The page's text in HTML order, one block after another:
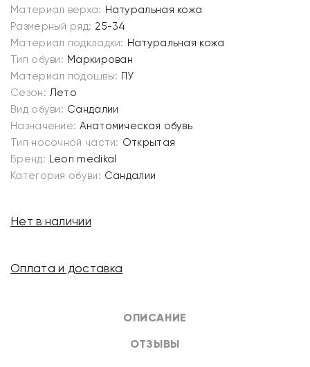
ОПИСАНИЕ
ОТЗЫВЫ
Материал верха: Натуральная кожа
Размерный ряд: 25-34
Материал подкладки: Натуральная кожа
Тип обуви: Маркирован
Материал подошвы: ПУ
Сезон: Лето
Вид обуви: Сандалии
Назначение: Анатомическая обувь
Тип носочной части: Открытая
Бренд: Leon medikal
Категория обуви: Сандалии
Нет в наличии
Оплата и доставка